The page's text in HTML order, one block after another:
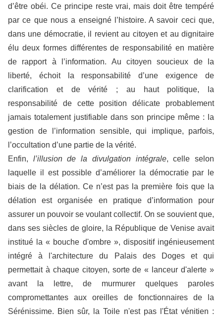
d’être obéi. Ce principe reste vrai, mais doit être tempéré
par ce que nous a enseigné l’histoire. A savoir ceci que,
dans une démocratie, il revient au citoyen et au dignitaire
élu deux formes différentes de responsabilité en matière
de rapport à l’information. Au citoyen soucieux de la
liberté, échoit la responsabilité d’une exigence de
clarification et de vérité ; au haut politique, la
responsabilité de cette position délicate probablement
jamais totalement justifiable dans son principe même : la
gestion de l’information sensible, qui implique, parfois,
l’occultation d’une partie de la vérité.
Enfin, l’illusion de la divulgation intégrale, celle selon
laquelle il est possible d’améliorer la démocratie par le
biais de la délation. Ce n’est pas la première fois que la
délation est organisée en pratique d’information pour
assurer un pouvoir se voulant collectif. On se souvient que,
dans ses siècles de gloire, la République de Venise avait
institué la « bouche d'ombre », dispositif ingénieusement
intégré à l'architecture du Palais des Doges et qui
permettait à chaque citoyen, sorte de « lanceur d'alerte »
avant la lettre, de murmurer quelques paroles
compromettantes aux oreilles de fonctionnaires de la
Sérénissime. Bien sûr, la Toile n'est pas l'État vénitien :